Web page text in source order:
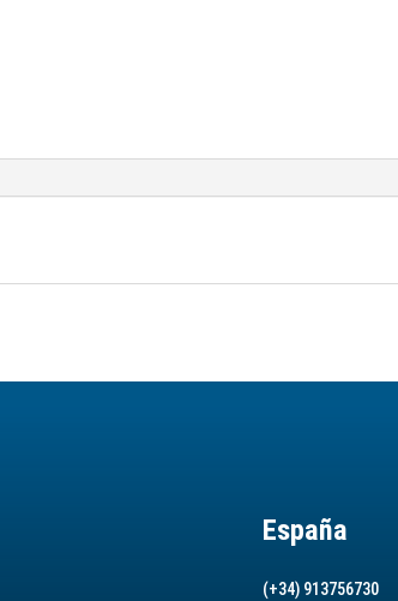
España
(+34) 913756730